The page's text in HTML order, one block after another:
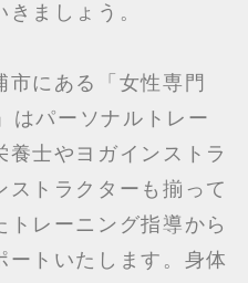
ましょう。
市にある「女性専門
はパーソナルトレー
士やヨガインストラ
ストラクターも揃って
レーニング指導から
ートいたします。身体